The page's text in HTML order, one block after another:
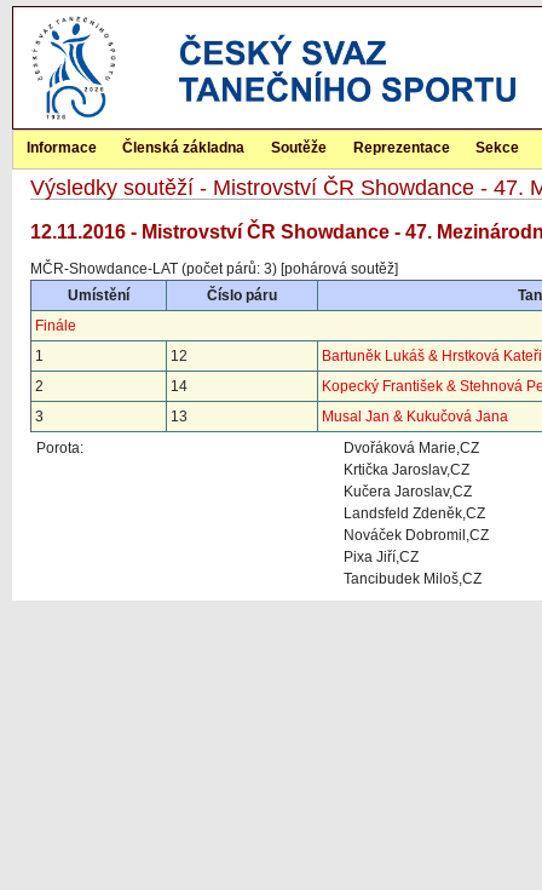
Informace Členská základna Soutěže Reprezentace Sekce
Výsledky soutěží - Mistrovství ČR Showdance - 47.
12.11.2016 - Mistrovství ČR Showdance - 47.
MČR-Showdance-LAT (počet párů: 3) [pohárová soutěž]
Umístění
Číslo páru
Finále
1
12
Bartuněk Lukáš & Hrstková
2
14
Kopecký František & Stehnová
3
13
Musal Jan & Kukučová Jana
Porota:
Dvořáková Marie,CZ
Krtička Jaroslav,CZ
Kučera Jaroslav,CZ
Landsfeld Zdeněk,CZ
Nováček Dobromil,CZ
Pixa Jiří,CZ
Tancibudek Miloš,CZ